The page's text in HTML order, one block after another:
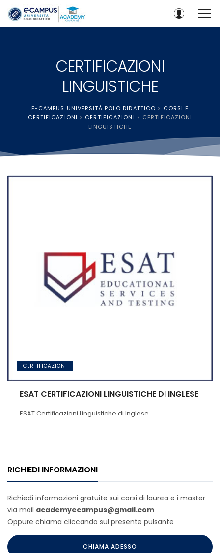
CERTIFICAZIONI
LINGUISTICHE
E-CAMPUS UNIVERSITÀ POLO DIDATTICO > CORSI E
CERTIFICAZIONI > CERTIFICAZIONI > CERTIFICAZIONI
LINGUISTICHE
CERTIFICAZIONI
ESAT CERTIFICAZIONI LINGUISTICHE DI INGLESE
ESAT Certificazioni Linguistiche di Inglese
RICHIEDI INFORMAZIONI
Richiedi informazioni gratuite sui corsi di laurea e i master
via mail academyecampus@gmail.com
Oppure chiama cliccando sul presente pulsante
CHIAMA ADESSO